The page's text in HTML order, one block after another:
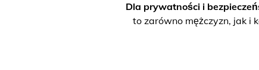
Dla prywatności i
to zarówno mężczyzn, jak i